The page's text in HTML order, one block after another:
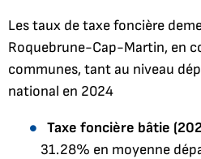
Les taux de taxe foncière
Roquebrune-Cap-Martin, en
communes, tant au niveau
national en 2024
Taxe foncière bâtie
31.28% en moyenne